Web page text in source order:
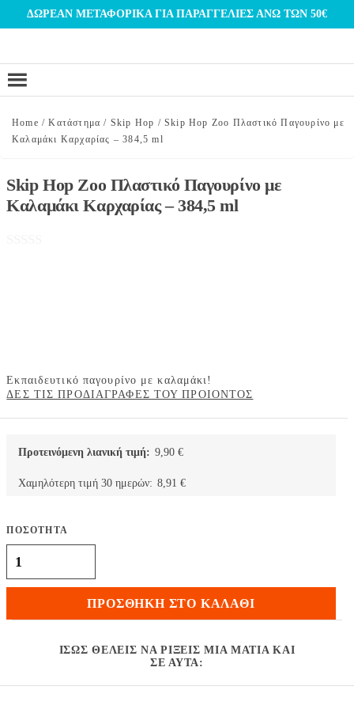
Μετάβαση
περιεχόμενο
ΔΩΡΕΑΝ ΜΕΤΑΦΟΡΙΚΑ ΓΙΑ ΠΑΡΑΓΓΕΛΙΕΣ ΑΝΩ ΤΩΝ 50€
Home /Κατάστημα / Skip Hop /Skip Hop Zoo Πλαστικό Παγουρίνο με
Καλαμάκι Καρχαρίας – 384,5 ml
Skip Hop Zoo Πλαστικό Παγουρίνο με
Καλαμάκι Καρχαρίας – 384,5 ml
Εκπαιδευτικό παγουρίνο με καλαμάκι!
ΔΕΣ ΤΙΣ ΠΡΟΔΙΑΓΡΑΦΕΣ ΤΟΥ ΠΡΟΙΟΝΤΟΣ
Προτεινόμενη λιανική τιμή: 9,90€
Χαμηλότερη τιμή 30 ημερών: 8,91€
ΠΟΣΟΤΗΤΑ
Skip Hop Zoo Πλαστικό Παγουρίνο με Καλαμάκι Καρχαρίας - 384,5
ml ποσότητα
ΠΡΟΣΘΉΚΗ ΣΤΟ ΚΑΛΆΘΙ
ΊΣΩΣ ΘΈΛΕΙΣ ΝΑ ΡΊΞΕΙΣ ΜΙΑ ΜΑΤΙΆ ΚΑΙ
ΣΕ ΑΥΤΆ: